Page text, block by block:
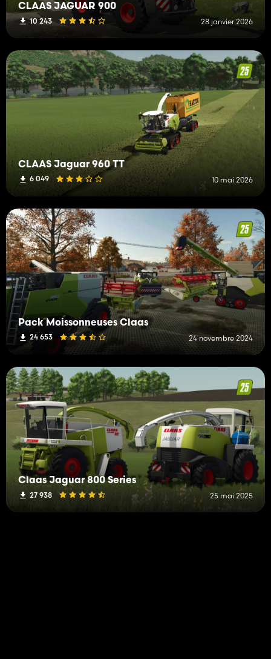
CLAAS JAGUAR 900
10 243 28 janvier 2026
CLAAS Jaguar 960 TT
6 049 10 mai 2026
Pack Moissonneuses Claas
24 653 24 novembre 2024
Claas Jaguar 800 Series
27 938 25 mai 2025